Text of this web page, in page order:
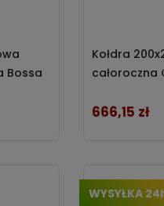
Bossa
Kołdra
całoroczna
Cena
666,15 zł
WYSYŁKA